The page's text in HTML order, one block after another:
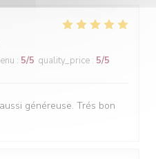
: 5/5 quality_price : 5/5
généreuse. Trés bon